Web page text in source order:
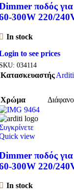
ποδός
300W 220/
In stock
to see prices
034114
ΚατασκευαστήςArditi
Χρώμα Διάφανο
view
ποδός
300W 220/
In stock